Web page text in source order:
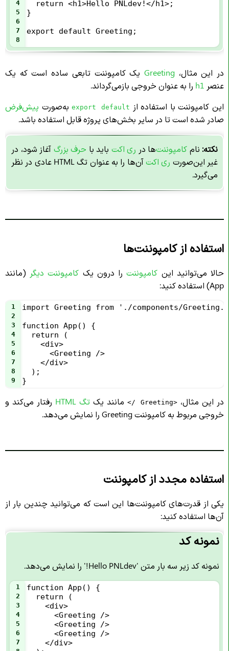
4
  return <h1>Hello PNLdev!</h1>;
5 }
6
7
export default Greeting;
8
در این مثال،Greeting یک کامپوننت تابعی ساده است که یک
عنصر h1 را به عنوان خروجی بازمی‌گرداند.
این کامپوننت با استفاده از export defaultبه‌صورت پیش‌فرض
صادر شده است تا در سایر بخش‌های پروژه قابل استفاده باشد.
نکته: نام کامپوننت‌ها در ری اکت باید با حرف بزرگ آغاز شود، در
غیر این‌صورت ری اکت
آن‌ها را به عنوان تگ HTML عادی در نظر
می‌گیرد.
استفاده از کامپوننت‌ها
حالا می‌توانید این کامپوننترا درون یک کامپوننت دیگر (مانند
App) استفاده کنید:
1 import Greeting from './components/
2
3
function App() {
4
  return (
5
    <div>
6
      <Greeting />
7
    </div>
8
  );
9 }
در این مثال، <Greeting /> مانند یک تگ HTML
رفتار می‌کند و
خروجی مربوط به کامپوننت Greeting را نمایش می‌دهد.
استفاده مجدد از کامپوننت
یکی از قدرت‌های کامپوننت‌ها این است که می‌توانید چندین بار از
آن‌ها استفاده کنید:
نمونه کد
نمونه کد زیر سه بار متن 'Hello PNLdev!' را نمایش می‌دهد.
1 function App() {
2
  return (
3
    <div>
4
      <Greeting />
5
      <Greeting />
6
      <Greeting />
7
    </div>